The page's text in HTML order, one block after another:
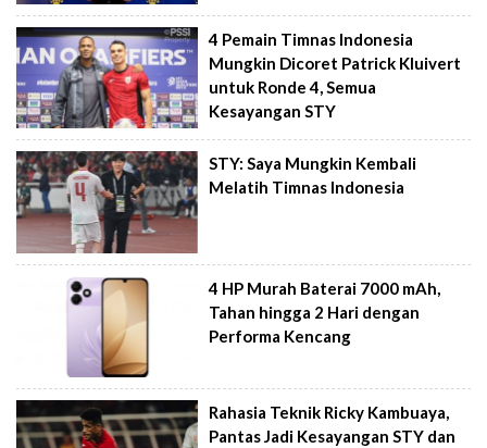
4 Pemain Timnas Indonesia
Mungkin Dicoret Patrick Kluivert
untuk Ronde 4, Semua
Kesayangan STY
STY: Saya Mungkin Kembali
Melatih Timnas Indonesia
4 HP Murah Baterai 7000 mAh,
Tahan hingga 2 Hari dengan
Performa Kencang
Rahasia Teknik Ricky Kambuaya,
Pantas Jadi Kesayangan STY dan